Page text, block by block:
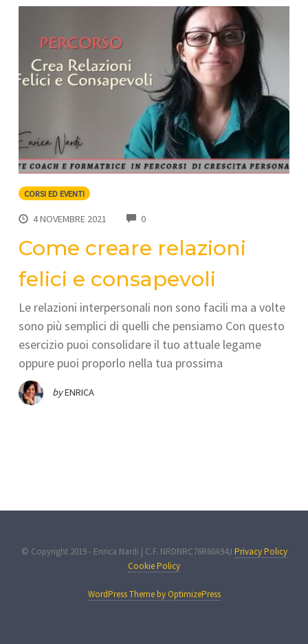
CORSI ED EVENTI
4 NOVEMBRE 2021 0COMMENTS
Come creare relazioni
felici e consapevoli
Le relazioni interpersonali non sono facili ma a volte
sono più semplici di quelli che pensiamo Con questo
esercizio puoi consolidare il tuo attuale legame
oppure puoi proporlo nella tua prossima
byENRICA
© Copyright 2019 - Enrica Nardi | C.F. NRDNRC76R60A94J Privacy Policy
Cookie Policy
WordPress Theme by OptimizePress